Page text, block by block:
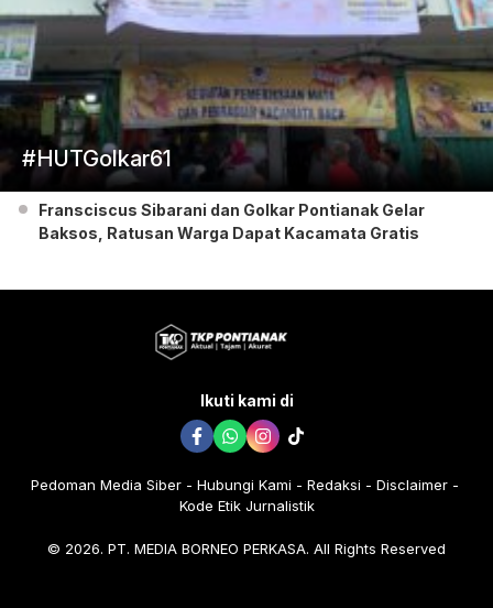
#HUTGolkar61
Fransciscus Sibarani dan Golkar Pontianak Gelar
Baksos, Ratusan Warga Dapat Kacamata Gratis
Ikuti kami di
Pedoman Media Siber Hubungi Kami Redaksi
Disclaimer
Kode Etik Jurnalistik
© 2026. PT. MEDIA BORNEO PERKASA. All Rights Reserved